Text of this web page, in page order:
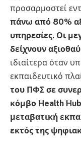
προσαρμοστεί
πάνω από 80%
υπηρεσίες. Οι
δείχνουν
ιδιαίτερα όταν
εκπαιδευτικό
του ΠΦΣ σε
κόμβο Health
μεταβατική
εκτός της